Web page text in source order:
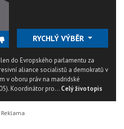
RYCHLÝ VÝBĚR
do Evropského parlamentu za
aliance socialistů a demokratů v
v oboru práv na madridské
Koordinátor pro... Celý životopis